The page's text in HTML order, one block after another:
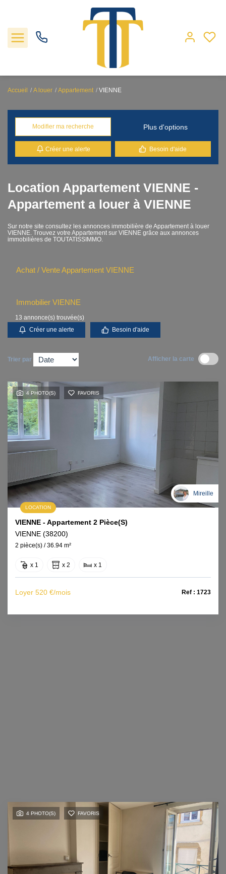
Locations
Gestion
Nos agences
Estimation
Contact
Accès clients
Accueil A louer Appartement VIENNE
Modifier ma recherche Plus d'options
Créer une alerte Besoin d'aide
Location Appartement VIENNE -
Appartement a louer à VIENNE
Sur notre site consultez les annonces immobilière de Appartement à louer
VIENNE. Trouvez votre Appartement sur VIENNE grâce aux annonces
immobilières de TOUTATISSIMMO.
Achat / Vente Appartement VIENNE
Immobilier VIENNE
13 annonce(s) trouvée(s)
Créer une alerte
Besoin d'aide
Trier par Afficher la carte
4 PHOTO(S) FAVORIS
Mireille
LOCATION
VIENNE - Appartement 2 Pièce(s)
VIENNE (38200)
2 pièce(s) / 36.94 m²
x 1 x 2 x 1
Loyer 520 €/mois Ref : 1723
4 PHOTO(S) FAVORIS